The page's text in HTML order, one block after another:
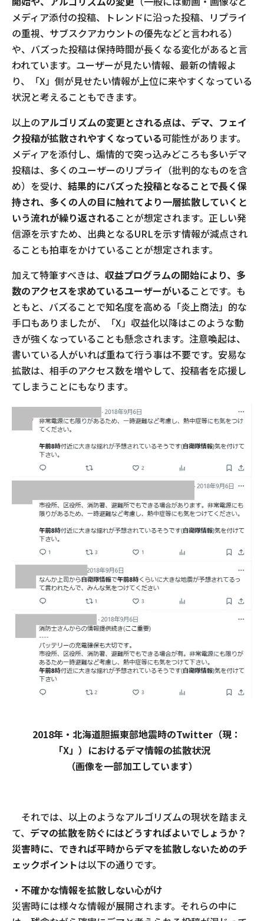
メディア添付の投稿、トレンドに沿った投稿、リプライ
の重視、サブスクアカウントの優先などと言われる）
や、バズった投稿は保持時間が長くなる変化があると言
われています。ユーザーが見たい情報、最新の情報よ
り、「X」側が見せたい情報が上位に来やすくなっている
状況と考えることもできます。
以上のアルゴリズムの変更とされる点は、デマ、フェイ
ク投稿が拡散されやすくなっている可能性があります。
メディアを添付し、煽情的で突っ込みどころも多いデマ
投稿は、多くのユーザーのリプライ（批判的なものを含
め）を受け、 結果的にバズった投稿となることで長く保
持され、多くの人の目に触れてより一層拡散していくと
いう流れが繰り返されることが想定されます。正しい発
信源を示すため、出典となるURLを示す情報が減点され
ることも拍車をかけていることが想定されます。
加えて特筆すべきは、 収益プログラムの開始により、多
数のアクセスを求めているユーザーがいることです。も
ともと、バズることで知名度を高める「炎上商法」的な
手口もありましたが、「X」収益化以降はこのような動
きが強くなっていることも懸念されます。注意喚起は、
書いている人がいれば重ねて行う事は不要です。安易な
拡散は、相手のアクセス数を増やして、投稿者を応援し
てしまうことにもなります。
2018年・北海道胆振東部地震時のTwitter（現：
「X」）におけるデマ情報の拡散状況
（画像を一部加工しています）
それでは、以上のようなアルゴリズムの現状を踏まえ
て、 デマの拡散を防ぐにはどうすればよいでしょうか？
災害時に、できれば平時からデマを拡散しないためのチ
ェックポイントは以下の通りです。
・不確かな情報を拡散しない心がけ
災害時には様々な情報が展開されます。それらの中に